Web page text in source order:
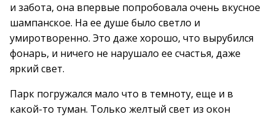
и забота, она впервые попробовала очень вкусное
шампанское. На ее душе было светло и
умиротворенно. Это даже хорошо, что вырубился
фонарь, и ничего не нарушало ее счастья, даже
яркий свет.
Парк погружался мало что в темноту, еще и в
какой-то туман. Только желтый свет из окон